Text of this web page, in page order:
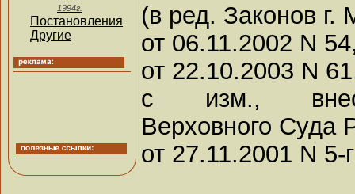
1994г.
Постановления
Другие
(в ред. Законов г.
от 06.11.2002 N
от 22.10.2003 N
с изм.,
Верховного Суда
от 27.11.2001 N 5-